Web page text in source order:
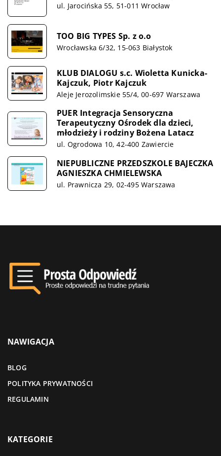
ul. Jarocińska 55, 51-011 Wrocław
TOO BIG TYPES Sp. z o.o
Wrocławska 6/32, 15-063 Białystok
KLUB DIALOGU s.c. Wioletta Kunicka-
Kajczuk, Piotr Kajczuk
Aleje Jerozolimskie 55/4, 00-697 Warszawa
PUER Integracja Sensoryczna
Terapeutyczny Ośrodek dla dzieci,
młodzieży i rodziny Bożena Latacz
ul. Ogrodowa 10, 42-400 Zawiercie
NIEPUBLICZNE PRZEDSZKOLE BAJECZKA
AGNIESZKA CHMIELEWSKA
ul. Prawnicza 29, 02-495 Warszawa
NAWIGACJA
BLOG
POLITYKA PRYWATNOŚCI
REGULAMIN
KATEGORIE